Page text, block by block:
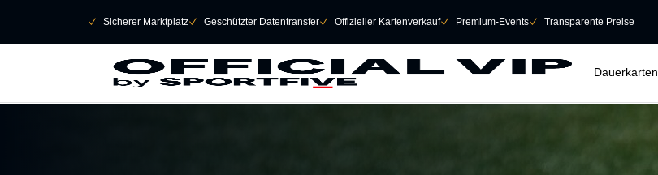
􀆅 Sicherer Marktplatz􀆅 Geschützter Datentransfer􀆅 Offizieller Kartenverkauf􀆅 Premium-Events􀆅 Transparente Preise
Dauerkarten